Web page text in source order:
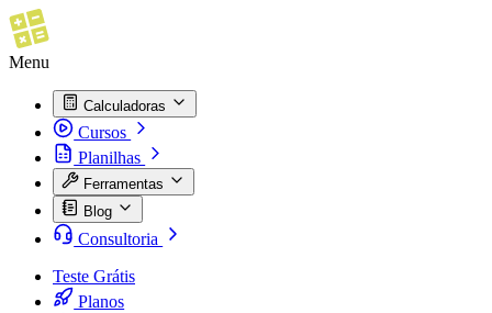
Menu
Calculadoras
Cursos
Planilhas
Ferramentas
Blog
Consultoria
Teste Grátis
Planos